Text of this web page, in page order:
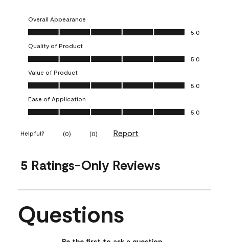
Overall Appearance
Overall Appearance, 5.0 out of 5
5.0
Quality of Product
Quality of Product, 5.0 out of 5
5.0
Value of Product
Value of Product, 5.0 out of 5
5.0
Ease of Application
Ease of Application, 5.0 out of 5
5.0
Helpful? (0) (0) Report
5 Ratings-Only Reviews
No questions have been asked about this product.
Questions